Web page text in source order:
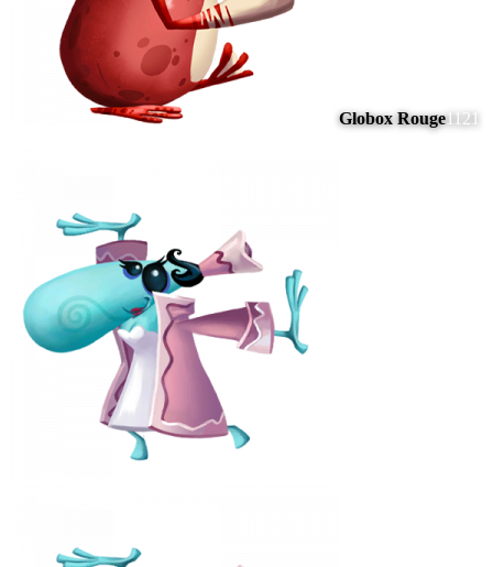
Globox Rouge1121